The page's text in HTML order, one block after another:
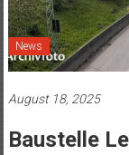
News
August 18, 2025
Baustelle